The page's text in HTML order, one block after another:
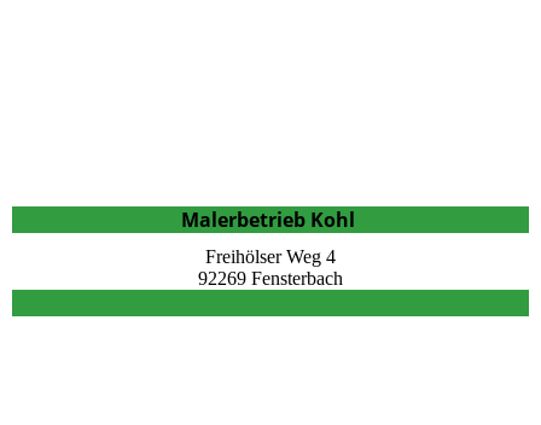
Malerbetrieb Kohl
Freihölser Weg 4
92269 Fensterbach